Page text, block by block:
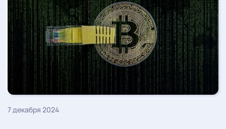
7 декабря 2024